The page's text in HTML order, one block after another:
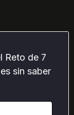
Reto de 7
sin saber